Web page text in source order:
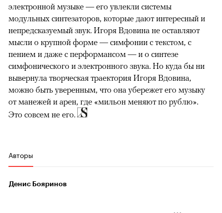
электронной музыке — его увлекли системы
модульных синтезаторов, которые дают интересный и
непредсказуемый звук. Игоря Вдовина не оставляют
мысли о крупной форме — симфонии с текстом, с
пением и даже с перформансом — и о синтезе
симфонического и электронного звука. Но куда бы ни
вывернула творческая траектория Игоря Вдовина,
можно быть уверенным, что она убережет его музыку
от манежей и арен, где «мильон меняют по рублю».
Это совсем не его.
Авторы
Денис Бояринов